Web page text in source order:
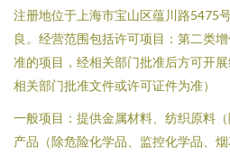
注册地位于上海市宝山区蕴川路5475
良。经营范围包括许可项目：第二类
准的项目，经相关部门批准后方可开
相关部门批准文件或许可证件为准）
一般项目：提供金属材料、纺织原料
产品（除危险化学品、监控化学品、